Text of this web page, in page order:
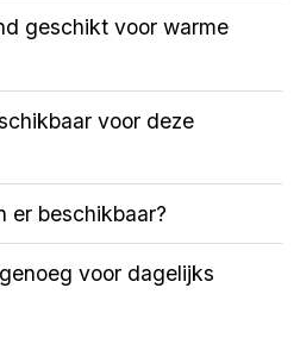
geschikt voor warme
voor deze
er beschikbaar?
voor dagelijks